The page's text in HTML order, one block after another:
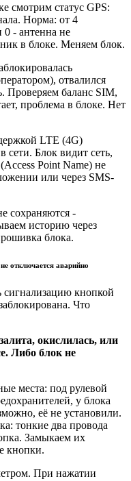
смотрим статус GPS:
Норма: от 4
0 - антенна не
в блоке. Меняем блок.
отвалился
Проверяем баланс SIM,
проблема в блоке. Нет
LTE (4G)
сети. Блок видит сеть,
Point Name) не
или через SMS-
сохраняются -
историю через
блока.
отключается аварийно
кнопкой
Что
окислилась, или
Либо блок не
места: под рулевой
у блока
её не установили.
тонкие два провода
Замыкаем их
кнопки.
При нажатии